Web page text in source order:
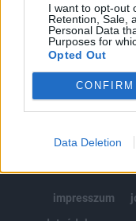
I want to opt-out
Retention, Sale,
Personal Data
Purposes for
Opted Out
CONFIRM
Data Deletion
MÁR
impresszum